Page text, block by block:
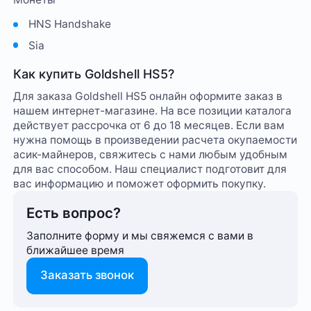
HNS Handshake
Sia
Как купить Goldshell HS5?
Для заказа Goldshell HS5 онлайн оформите заказ в
нашем интернет-магазине. На все позиции каталога
действует рассрочка от 6 до 18 месяцев. Если вам
нужна помощь в произведении расчета окупаемости
асик-майнеров, свяжитесь с нами любым удобным
для вас способом. Наш специалист подготовит для
вас информацию и поможет оформить покупку.
Есть вопрос?
Заполните форму и мы свяжемся с вами в
ближайшее время
Заказать звонок